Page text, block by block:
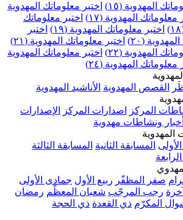
اختبر معلوماتك المهدوية
(١٧)
اختبر معلوماتك
المهدوية (١٩)
اختبر
اختبر معلوماتك المهدوية (٢١)
اختبر معلوماتك المهدوية
(٢٤)
الأناشيد المهدوية
اصدارات المركز الإصدارات
مهدوية
الثانية المسابقة الثالثة
ربيع الأول جمادى الأولى
شعبان المعظّم رمضان
القعدة ذي الحجة